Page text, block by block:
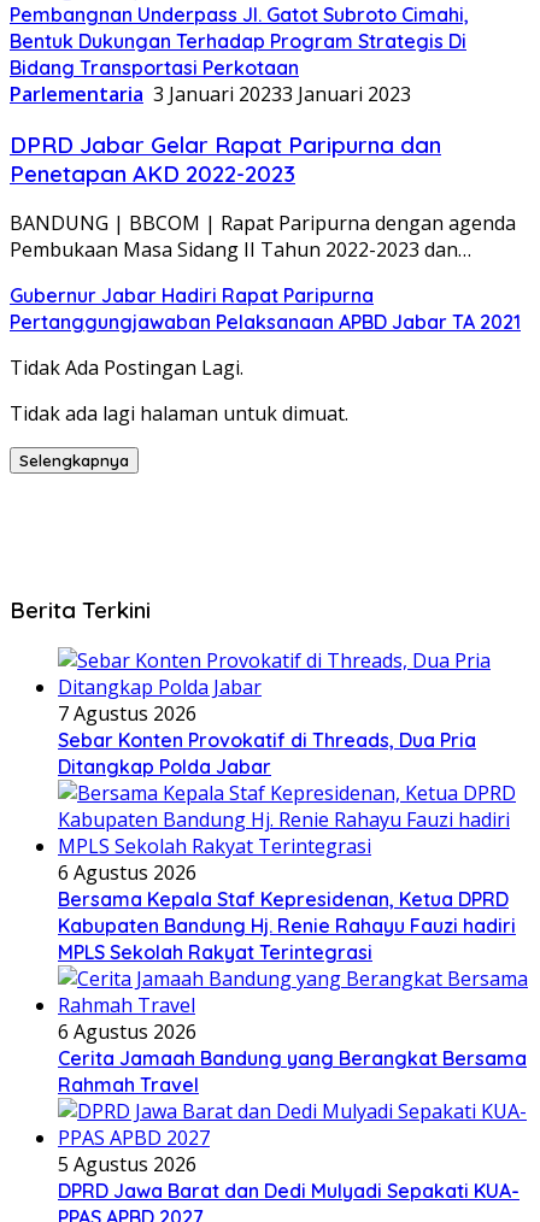
Pembangnan Underpass Jl. Gatot Subroto Cimahi,
Bentuk Dukungan Terhadap Program Strategis Di
Bidang Transportasi Perkotaan
Parlementaria 3 Januari 20233 Januari 2023
DPRD Jabar Gelar Rapat Paripurna dan
Penetapan AKD 2022-2023
BANDUNG | BBCOM | Rapat Paripurna dengan agenda
Pembukaan Masa Sidang II Tahun 2022-2023 dan…
Gubernur Jabar Hadiri Rapat Paripurna
Pertanggungjawaban Pelaksanaan APBD Jabar TA 2021
Tidak Ada Postingan Lagi.
Tidak ada lagi halaman untuk dimuat.
Selengkapnya
Berita Terkini
7 Agustus 2026
Sebar Konten Provokatif di Threads, Dua Pria
Ditangkap Polda Jabar
6 Agustus 2026
Bersama Kepala Staf Kepresidenan, Ketua DPRD
Kabupaten Bandung Hj. Renie Rahayu Fauzi hadiri
MPLS Sekolah Rakyat Terintegrasi
6 Agustus 2026
Cerita Jamaah Bandung yang Berangkat Bersama
Rahmah Travel
5 Agustus 2026
DPRD Jawa Barat dan Dedi Mulyadi Sepakati KUA-
PPAS APBD 2027